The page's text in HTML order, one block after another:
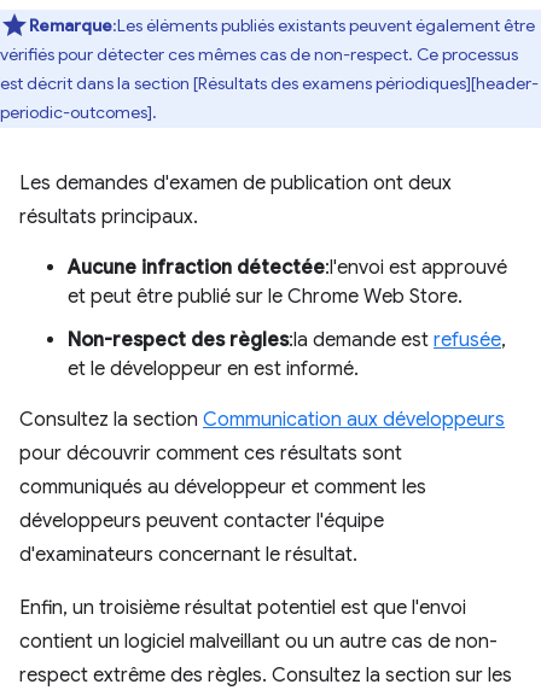
Remarque:Les éléments publiés existants peuvent également être
vérifiés pour détecter ces mêmes cas de non-respect. Ce processus
est décrit dans la section [Résultats des examens périodiques][header-
periodic-outcomes].
Les demandes d'examen de publication ont deux
résultats principaux.
Aucune infraction détectée:l'envoi est approuvé
et peut être publié sur le Chrome Web Store.
Non-respect des règles:la demande est refusée,
et le développeur en est informé.
Consultez la section Communication aux développeurs
pour découvrir comment ces résultats sont
communiqués au développeur et comment les
développeurs peuvent contacter l'équipe
d'examinateurs concernant le résultat.
Enfin, un troisième résultat potentiel est que l'envoi
contient un logiciel malveillant ou un autre cas de non-
respect extrême des règles. Consultez la section sur les